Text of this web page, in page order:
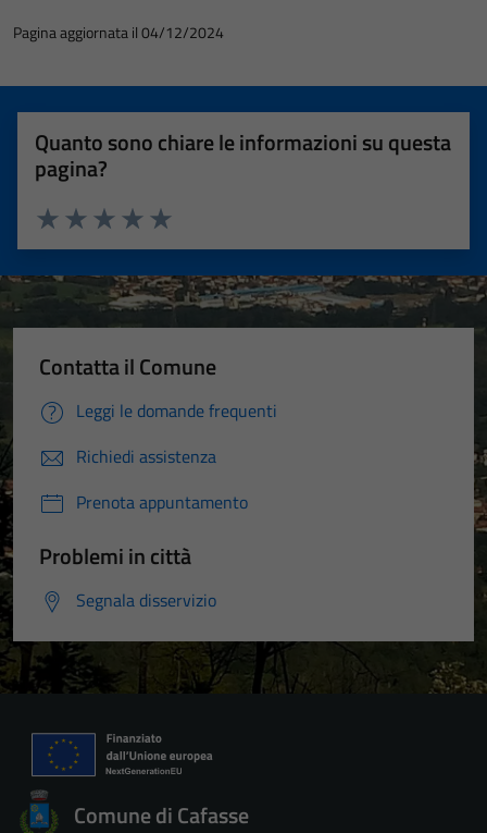
Pagina aggiornata il 04/12/2024
Quanto sono chiare le informazioni su questa
pagina?
Valuta 5 stelle su 5
Valuta 4 stelle su 5
Valuta 3 stelle su 5
Valuta 2 stelle su 5
Valuta 1 stelle su 5
Contatta il Comune
Leggi le domande frequenti
Richiedi assistenza
Prenota appuntamento
Problemi in città
Segnala disservizio
Comune di Cafasse